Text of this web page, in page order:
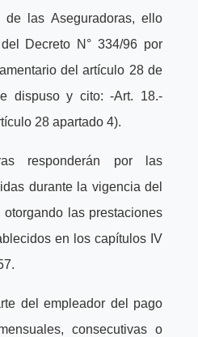
las Aseguradoras, ello
Decreto N° 334/96 por
del artículo 28 de
dispuso y cito: -Art. 18.-
28 apartado 4).
responderán por las
durante la vigencia del
las prestaciones
en los capítulos IV
del empleador del pago
consecutivas o